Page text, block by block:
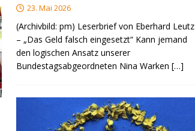
23. Mai 2026
(Archivbild: pm) Leserbrief von Eberhard Leutz
– „Das Geld falsch eingesetzt“ Kann jemand
den logischen Ansatz unserer
Bundestagsabgeordneten Nina Warken[…]